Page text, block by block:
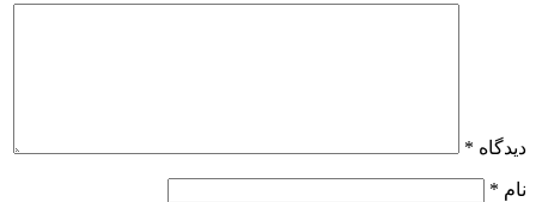
دیدگاه *
نام *